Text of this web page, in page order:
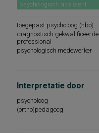
psychologisch assistent
toegepast psycholoog (hbo)
diagnostisch gekwalificeerde
professional
psychologisch medewerker
Interpretatie door
psycholoog
(ortho)pedagoog